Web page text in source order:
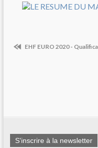
EHF EURO 2020 -
S'inscrire à la newsletter